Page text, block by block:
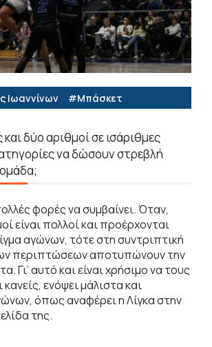
Ιωαννίνων #Μπάσκετ
δύο αριθμοί σε ισάριθμες
να δώσουν στρεβλή
ομάδα;
φορές να συμβαίνει. Όταν,
είναι πολλοί και προέρχονται
αγώνων, τότε στη συντριπτική
περιπτώσεων αποτυπώνουν την
Γι’ αυτό και είναι χρήσιμο να τους
ενόψει μάλιστα και
όπως αναφέρει η Λίγκα στην
της.